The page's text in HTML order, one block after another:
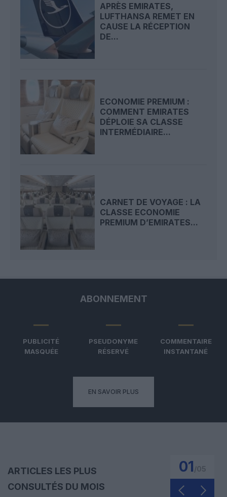
APRÈS EMIRATES,
LUFTHANSA REMET EN
CAUSE LA RÉCEPTION
DE...
ECONOMIE PREMIUM :
COMMENT EMIRATES
DÉPLOIE SA CLASSE
INTERMÉDIAIRE...
CARNET DE VOYAGE : LA
CLASSE ECONOMIE
PREMIUM D’EMIRATES...
ABONNEMENT
PUBLICITÉ
MASQUÉE
PSEUDONYME
RÉSERVÉ
COMMENTAIRE
INSTANTANÉ
EN SAVOIR PLUS
ARTICLES LES PLUS
CONSULTÉS DU MOIS
01